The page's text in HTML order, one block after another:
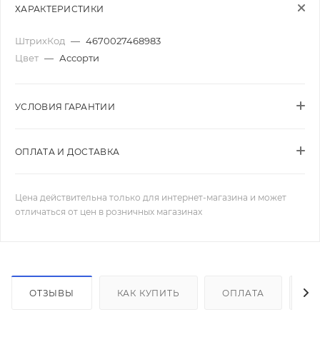
ХАРАКТЕРИСТИКИ
ШтрихКод — 4670027468983
Цвет — Ассорти
УСЛОВИЯ ГАРАНТИИ
ОПЛАТА И ДОСТАВКА
Цена действительна только для интернет-магазина и может
отличаться от цен в розничных магазинах
ОТЗЫВЫ КАК КУПИТЬ ОПЛАТА